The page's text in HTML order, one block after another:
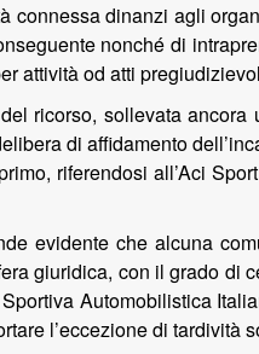
connessa dinanzi agli
nonché di
attività od atti
ricorso, sollevata
di affidamento
riferendosi all’Aci
evidente che alcuna
giuridica, con il grado di
Automobilistica
l’eccezione di tardività